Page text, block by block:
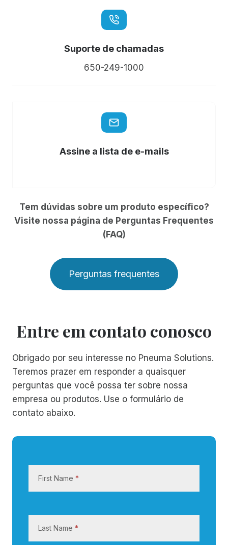
Suporte de chamadas
650-249-1000
Assine a lista de e-mails
Tem dúvidas sobre um produto específico?
Visite nossa página de Perguntas Frequentes
(FAQ)
Perguntas frequentes
Entre em contato conosco
Obrigado por seu interesse no Pneuma Solutions.
Teremos prazer em responder a quaisquer
perguntas que você possa ter sobre nossa
empresa ou produtos. Use o formulário de
contato abaixo.
e
m
First Name *
Last Name *